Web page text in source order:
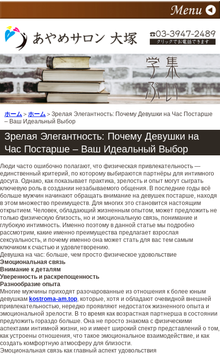
ホーム ＞ ホーム ＞Зрелая Элегантность: Почему Девушки на Час Постарше
– Ваш Идеальный Выбор
Зрелая Элегантность: Почему Девушки на
Час Постарше – Ваш Идеальный Выбор
Люди часто ошибочно полагают, что физическая привлекательность —
единственный критерий, по которому выбираются партнёры для интимного
досуга. Однако, как показывает практика, зрелость и опыт могут сыграть
ключевую роль в создании незабываемого общения. В последние годы всё
больше мужчин начинают обращать внимание на девушек постарше, находя
в этом множество преимуществ. Для многих это становится настоящим
открытием. Человек, обладающий жизненным опытом, может предложить не
только физическую близость, но и эмоциональную связь, понимание и
глубокую интимность. Именно поэтому в данной статье мы подробно
рассмотрим, какие именно преимущества предлагает взрослая
сексуальность, и почему именно она может стать для вас тем самым
ключиком к счастью и удовлетворению.
Девушка на час: больше, чем просто физическое удовольствие
Эмоциональная связь
Внимание к деталям
Уверенность и раскрепощенность
Разнообразие опыта
Многие мужчины приходят разочарованные из отношения к более юным
девушкам kostroma-am.top , которые, хотя и обладают очевидной внешней
привлекательностью, нередко проявляют недостаток жизненного опыта и
эмоциональной зрелости. В то время как возрастная партнерша в состоянии
предложить гораздо больше. Она не просто знакома с физическими
аспектами интимной жизни, но и имеет широкий спектр представлений о том,
как устроены отношения, что такое эмоциональное взаимодействие, и как
создать комфортную атмосферу для близости.
Эмоциональная связь как главный аспект удовольствия